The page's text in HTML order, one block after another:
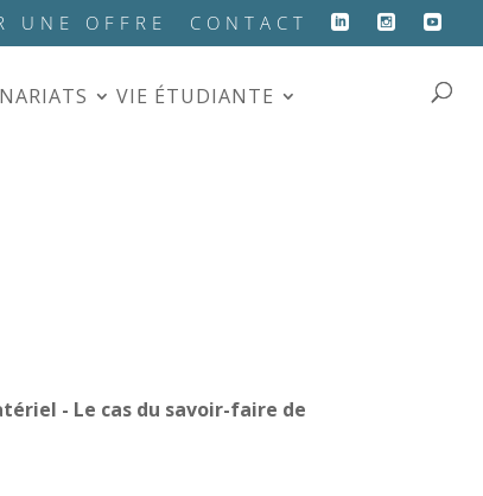
UNE OFFRE CONTACT
VIE ÉTUDIANTE
- Le cas du savoir-faire de